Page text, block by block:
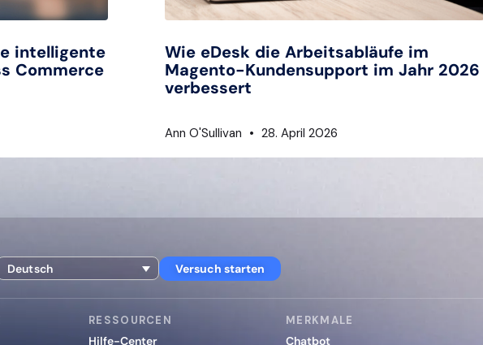
intelligente
Commerce
Wie eDesk die Arbeitsabläufe im
Magento-Kundensupport im Jahr 2026
verbessert
Ann O'Sullivan 28. April 2026
Deutsch Versuch starten
RESSOURCEN
Hilfe-Center
MERKMALE
Chatbot